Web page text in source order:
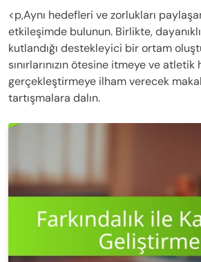
<p,Aynı hedefleri ve zorlukları
etkileşimde bulunun. Birlikte,
kutlandığı destekleyici bir ortam
sınırlarınızın ötesine itmeye ve
gerçekleştirmeye ilham verecek
tartışmalara dalın.